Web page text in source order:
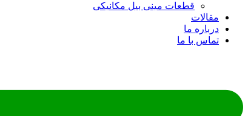
قطعات مینی بیل مکانیکی
مقالات
درباره ما
تماس با ما